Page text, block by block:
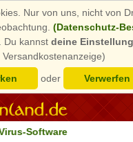
Nur von uns, nicht von
(Datenschutz-
Du kannst deine
Versandkostenanzeige)
oder Verwerfen
Software